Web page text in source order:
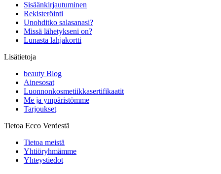
Sisäänkirjautuminen
Rekisteröinti
Unohditko salasanasi?
Missä lähetykseni on?
Lunasta lahjakortti
Lisätietoja
beauty Blog
Ainesosat
Luonnonkosmetiikkasertifikaatit
Me ja ympäristömme
Tarjoukset
Tietoa Ecco Verdestä
Tietoa meistä
Yhtiöryhmämme
Yhteystiedot